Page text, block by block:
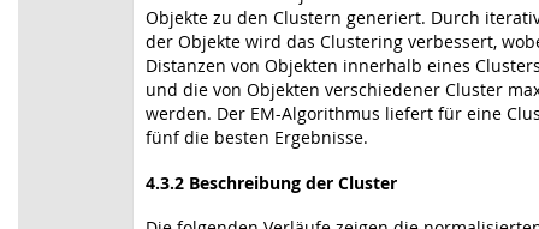
Objekte zu den Clustern generiert. Durch
der Objekte wird das Clustering verbessert,
Distanzen von Objekten innerhalb eines
und die von Objekten verschiedener Cluster
werden. Der EM-Algorithmus liefert für eine
fünf die besten Ergebnisse.
4.3.2 Beschreibung der Cluster